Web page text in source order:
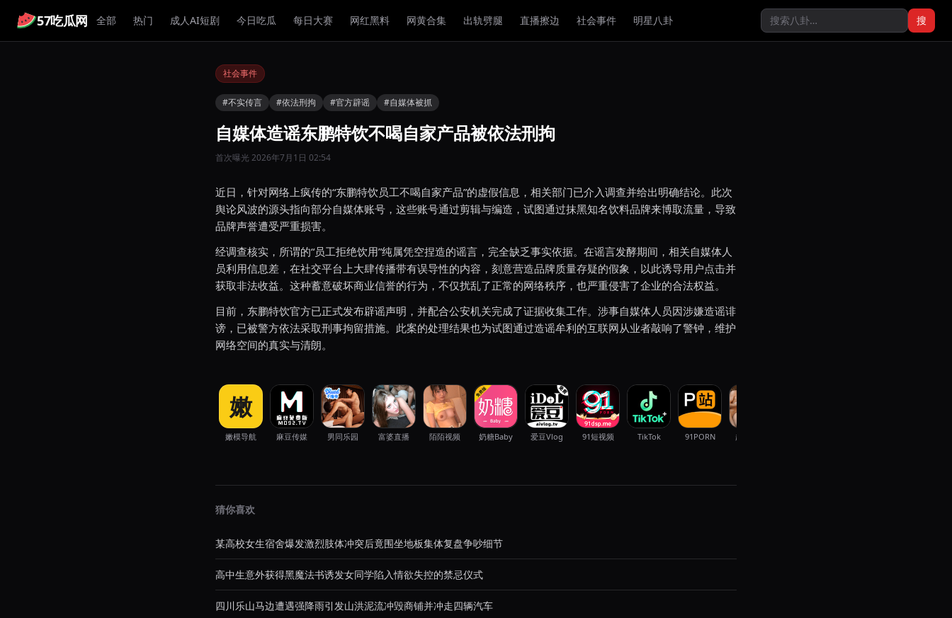
57吃瓜网 全部 热门 成人AI短剧 今日吃瓜 每日大赛 网红黑料 网黄合集 出轨劈腿 直播擦边 社会事件 明星八卦 搜
社会事件
#不实传言 #依法刑拘 #官方辟谣 #自媒体被抓
自媒体造谣东鹏特饮不喝自家产品被依法刑拘
首次曝光 2026年7月1日 02:54
近日，针对网络上疯传的“东鹏特饮员工不喝自家产品”的虚假信息，相关部门已介入调查并给出明确结论。此次
舆论风波的源头指向部分自媒体账号，这些账号通过剪辑与编造，试图通过抹黑知名饮料品牌来博取流量，导致
品牌声誉遭受严重损害。
经调查核实，所谓的“员工拒绝饮用”纯属凭空捏造的谣言，完全缺乏事实依据。在谣言发酵期间，相关自媒体人
员利用信息差，在社交平台上大肆传播带有误导性的内容，刻意营造品牌质量存疑的假象，以此诱导用户点击并
获取非法收益。这种蓄意破坏商业信誉的行为，不仅扰乱了正常的网络秩序，也严重侵害了企业的合法权益。
目前，东鹏特饮官方已正式发布辟谣声明，并配合公安机关完成了证据收集工作。涉事自媒体人员因涉嫌造谣诽
谤，已被警方依法采取刑事拘留措施。此案的处理结果也为试图通过造谣牟利的互联网从业者敲响了警钟，维护
网络空间的真实与清朗。
嫩
嫩模导航 麻豆传媒 男同乐园 富婆直播 陌陌视频 奶糖Baby 爱豆Vlog 91短视频 TikTok 91PORN 超爽直播
猜你喜欢
某高校女生宿舍爆发激烈肢体冲突后竟围坐地板集体复盘争吵细节
高中生意外获得黑魔法书诱发女同学陷入情欲失控的禁忌仪式
四川乐山马边遭遇强降雨引发山洪泥流冲毁商铺并冲走四辆汽车